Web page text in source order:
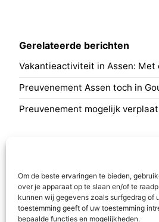
Om de beste ervaringen te bieden,
over je apparaat op te slaan en/of te
kunnen wij gegevens zoals surfgedrag of
toestemming geeft of uw toestemming
bepaalde functies en mogelijkheden.
Gerelateerde berichten
Vakantieactiviteit in Assen: Met
Preuvenement Assen toch in
Preuvenement mogelijk
Aa en Hunze
Assen
Midden-Drenthe